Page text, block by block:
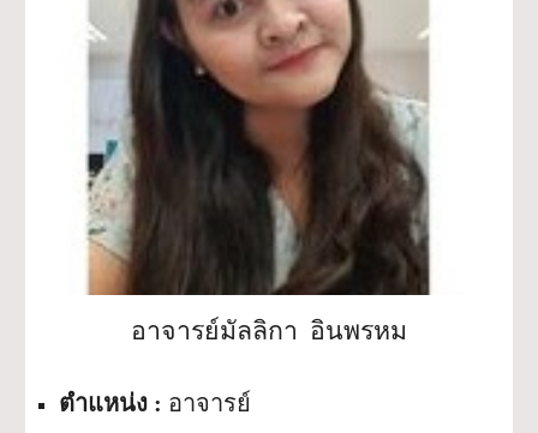
อาจารย์มัลลิกา  อินพรหม
ตำแหน่ง : อาจารย์